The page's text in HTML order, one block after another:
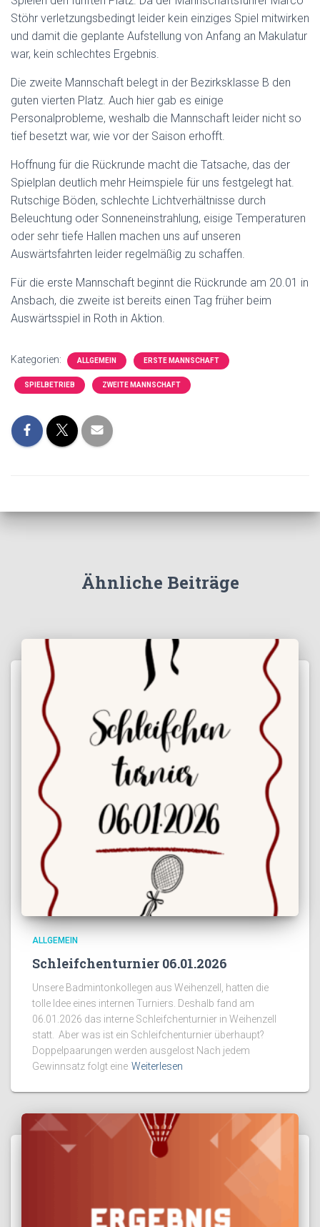
N
Stöhr verletzungsbedingt leider kein einziges Spiel mitwirken
und damit die geplante Aufstellung von Anfang an Makulatur
war, kein schlechtes Ergebnis.
Die zweite Mannschaft belegt in der Bezirksklasse B den
guten vierten Platz. Auch hier gab es einige
Personalprobleme, weshalb die Mannschaft leider nicht so
tief besetzt war, wie vor der Saison erhofft.
Hoffnung für die Rückrunde macht die Tatsache, das der
Spielplan deutlich mehr Heimspiele für uns festgelegt hat.
Rutschige Böden, schlechte Lichtverhältnisse durch
Beleuchtung oder Sonneneinstrahlung, eisige Temperaturen
oder sehr tiefe Hallen machen uns auf unseren
Auswärtsfahrten leider regelmäßig zu schaffen.
Für die erste Mannschaft beginnt die Rückrunde am 20.01 in
Ansbach, die zweite ist bereits einen Tag früher beim
Auswärtsspiel in Roth in Aktion.
Kategorien: ALLGEMEIN ERSTE MANNSCHAFT
SPIELBETRIEB ZWEITE MANNSCHAFT
Ähnliche Beiträge
ALLGEMEIN
Schleifchenturnier 06.01.2026
Unsere Badmintonkollegen aus Weihenzell, hatten die
tolle Idee eines internen Turniers. Deshalb fand am
06.01.2026 das interne Schleifchenturnier in Weihenzell
statt. Aber was ist ein Schleifchenturnier überhaupt?
Doppelpaarungen werden ausgelost Nach jedem
Gewinnsatz folgt eine Weiterlesen